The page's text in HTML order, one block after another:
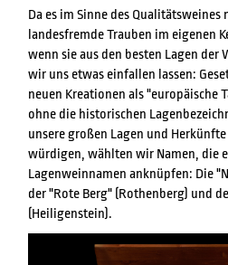
Da es im Sinne des
landesfremde Trauben im eigenen
wenn sie aus den besten Lagen der
wir uns etwas einfallen lassen:
neuen Kreationen als "europäische
ohne die historischen
unsere großen Lagen und
würdigen, wählten wir Namen, die
Lagenweinnamen anknüpfen: Die
der "Rote Berg" (Rothenberg) und
(Heiligenstein).